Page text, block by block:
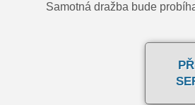
Samotná dražba bude